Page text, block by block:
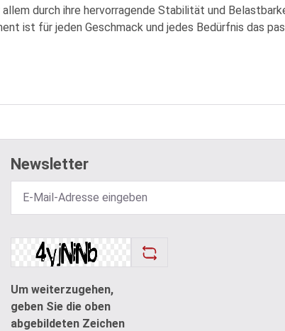
durch ihre hervorragende Stabilität und
ist für jeden Geschmack und jedes Bedürfnis das
Newsletter
Um weiterzugehen,
geben Sie die oben
abgebildeten Zeichen